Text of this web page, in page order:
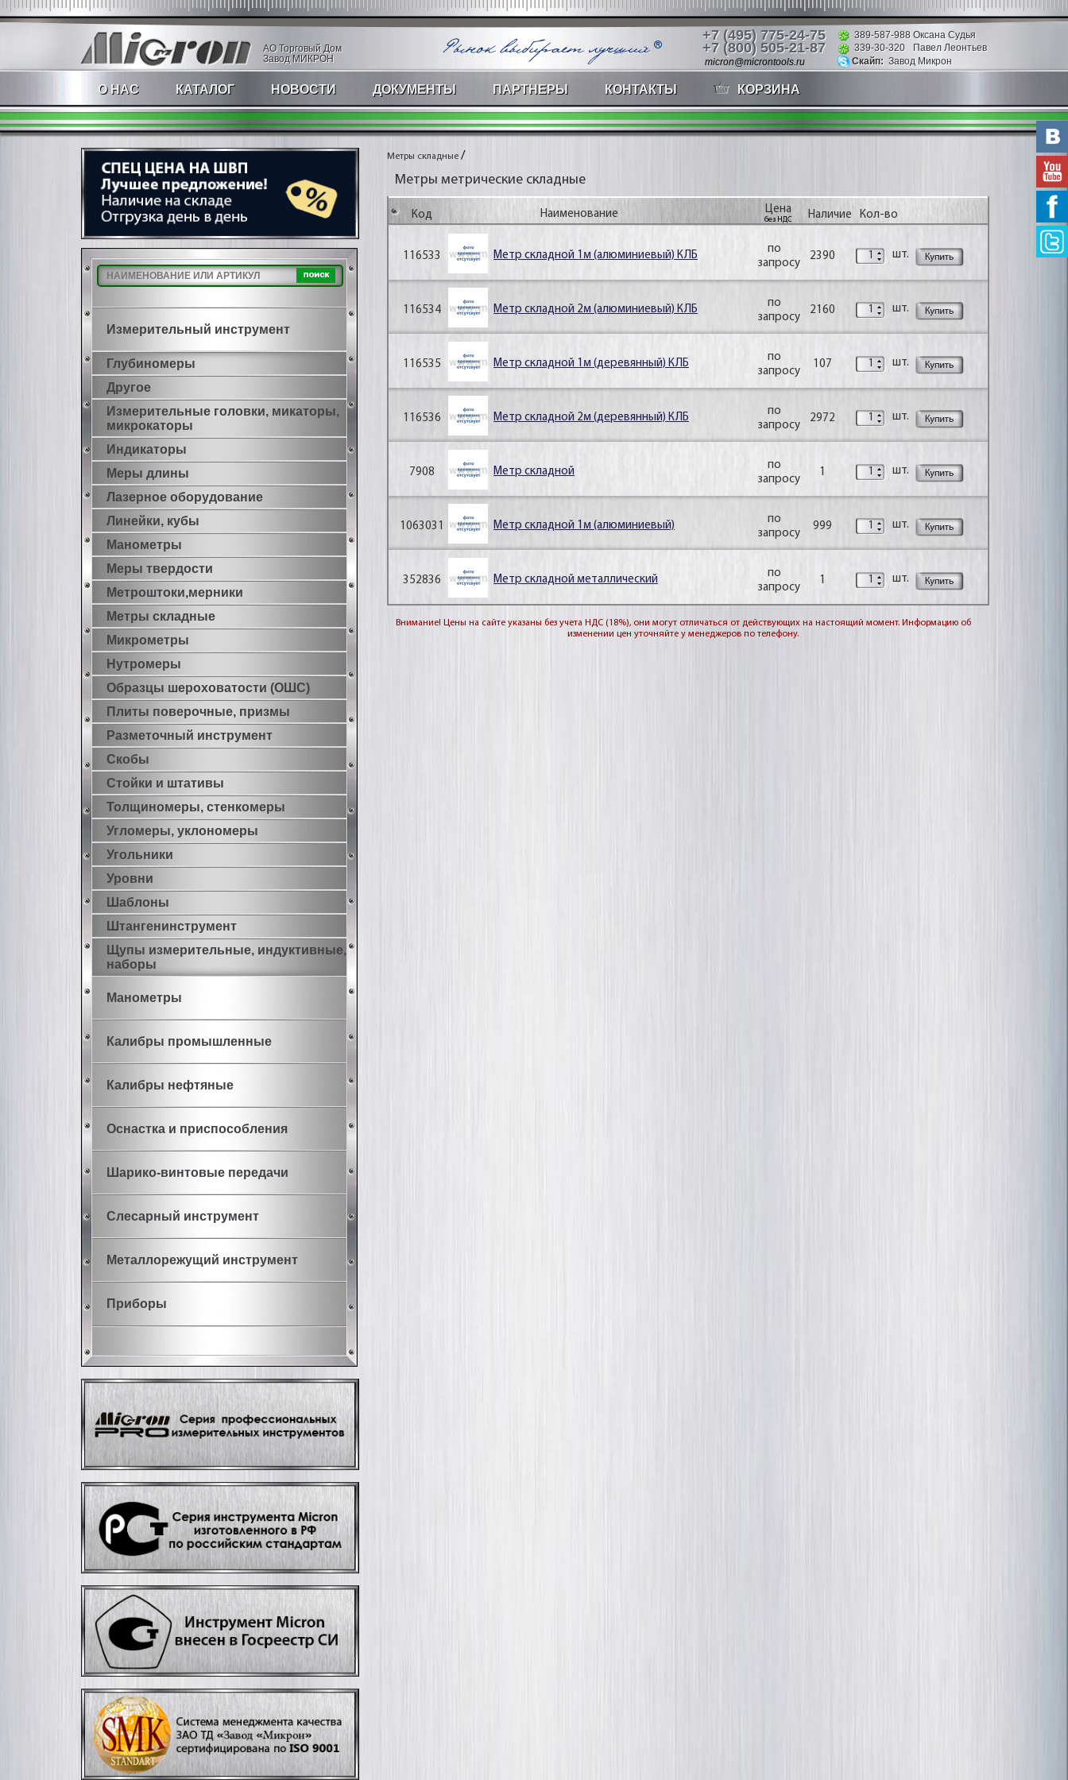
АО Торговый Дом
Завод МИКРОН
389-587-988 Оксана Судья
339-30-320
Павел Леонтьев
Скайп: Завод Микрон
+7 (495) 775-24-75
+7 (800) 505-21-87
micron@microntools.ru
О НАС КАТАЛОГ НОВОСТИ ДОКУМЕНТЫ ПАРТНЕРЫ КОНТАКТЫ КОРЗИНА
Измерительный инструмент
Глубиномеры
Другое
Измерительные головки, микаторы,
микрокаторы
Индикаторы
Меры длины
Лазерное оборудование
Линейки, кубы
Манометры
Меры твердости
Метроштоки,мерники
Метры складные
Микрометры
Нутромеры
Образцы шероховатости (ОШС)
Плиты поверочные, призмы
Разметочный инструмент
Скобы
Стойки и штативы
Толщиномеры, стенкомеры
Угломеры, уклономеры
Угольники
Уровни
Шаблоны
Штангенинструмент
Щупы измерительные, индуктивные,
наборы
Манометры
Калибры промышленные
Калибры нефтяные
Оснастка и приспособления
Шарико-винтовые передачи
Слесарный инструмент
Металлорежущий инструмент
Приборы
Метры складные /
Метры метрические складные
Код Наименование Цена
без НДС Наличие Кол-во
116533 Метр складной 1м (алюминиевый) КЛБ
по
запросу
2390 шт.
116534 Метр складной 2м (алюминиевый) КЛБ
по
запросу
2160 шт.
116535 Метр складной 1м (деревянный) КЛБ
по
запросу
107 шт.
116536 Метр складной 2м (деревянный) КЛБ
по
запросу
2972 шт.
7908 Метр складной
по
запросу
1 шт.
1063031 Метр складной 1м (алюминиевый)
по
запросу
999 шт.
352836 Метр складной металлический
по
запросу
1 шт.
Внимание! Цены на сайте указаны без учета НДС (18%), они могут отличаться от действующих на настоящий момент. Информацию об
изменении цен уточняйте у менеджеров по телефону.